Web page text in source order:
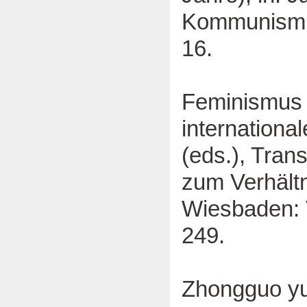
16.
(eds.),
zum
Wiesbaden:
249.
Zhongguo